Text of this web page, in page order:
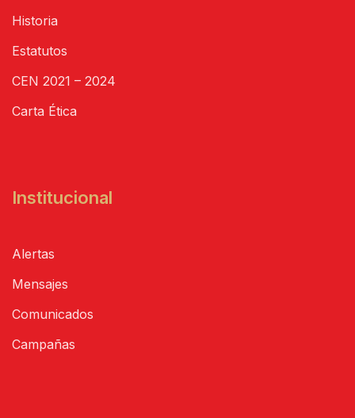
Historia
Estatutos
CEN 2021 – 2024
Carta Ética
Institucional
Alertas
Mensajes
Comunicados
Campañas